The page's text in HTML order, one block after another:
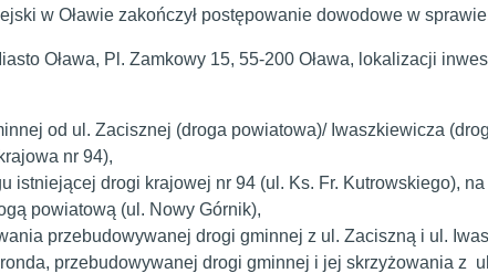
w Oławie zakończył postępowanie dowodowe w
Oława, Pl. Zamkowy 15, 55-200 Oława, lokalizacji
od ul. Zacisznej (droga powiatowa)/ Iwaszkiewicza
nr 94),
istniejącej drogi krajowej nr 94 (ul. Ks. Fr. Kutrowskiego),
powiatową (ul. Nowy Górnik),
przebudowywanej drogi gminnej z ul. Zaciszną i ul.
przebudowywanej drogi gminnej i jej skrzyżowania z